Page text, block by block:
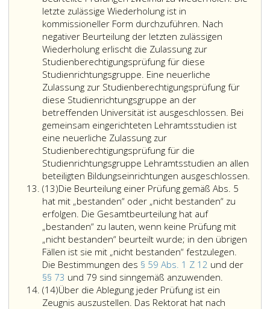
Bedacht
zu
nehmen.
eine
Befähigungsprüfung
gemäß
der
Gewerbeordnung,
Bundesgesetzblatt
Nr. 194
aus
1994,,
oder
dem
Land-
und
forstwirtschaftlichen
Berufsausbildungsgesetz,
Bundesgesetzblatt
Nr. 298
aus
1990,,
erfolgreich
abgelegt
haben,
sind
von
letzte zulässige Wiederholung ist in
kommissioneller Form durchzuführen. Nach
negativer Beurteilung der letzten zulässigen
Wiederholung erlischt die Zulassung zur
Studienberechtigungsprüfung für diese
Studienrichtungsgruppe. Eine neuerliche
Zulassung zur Studienberechtigungsprüfung für
diese Studienrichtungsgruppe an der
betreffenden Universität ist ausgeschlossen. Bei
gemeinsam eingerichteten Lehramtsstudien ist
eine neuerliche Zulassung zur
Studienberechtigungsprüfung für die
Studienrichtungsgruppe Lehramtsstudien an allen
beteiligten Bildungseinrichtungen ausgeschlossen.
(13)Absatz
13
Die Beurteilung einer Prüfung gemäß Abs. 5
hat mit „bestanden“ oder „nicht bestanden“ zu
erfolgen. Die Gesamtbeurteilung hat auf
„bestanden“ zu lauten, wenn keine Prüfung mit
„nicht bestanden“ beurteilt wurde; in den übrigen
Fällen ist sie mit „nicht bestanden“ festzulegen.
Die Bestimmungen des § 59 Abs. 1 Z 12 und der
§§ 73 und 79 sind sinngemäß anzuwenden.
einer
(14)Absatz
14
Über die Ablegung jeder Prüfung ist ein
Zeugnis auszustellen. Das Rektorat hat nach